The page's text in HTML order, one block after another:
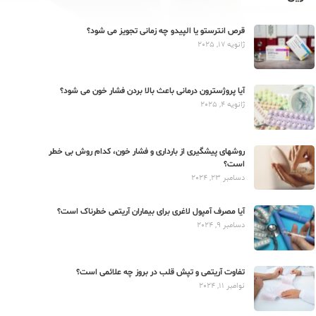
قرص انترستو یا الپیدو چه زمانی تجویز می شود؟
ژانویه 17, 2025
آیا پروژسترون درمانی باعث بالا بردن فشار خون می شود؟
ژانویه 4, 2025
روشهای پیشگیری از بارداری و فشار خون، کدام روش بی خطر
است؟
دسامبر 23, 2024
آیا مصرف آمپول لاغری برای بیماران آریتمی خطرناک است؟
دسامبر 9, 2024
تفاوت آریتمی و تپش قلب در بروز چه علائمی است؟
نوامبر 11, 2024